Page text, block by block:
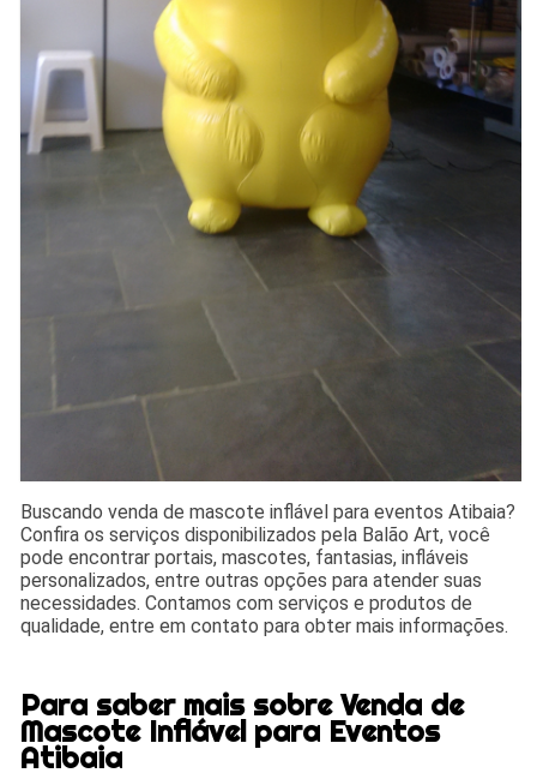
Buscando venda de mascote inflável para eventos Atibaia?
Confira os serviços disponibilizados pela Balão Art, você
pode encontrar portais, mascotes, fantasias, infláveis
personalizados, entre outras opções para atender suas
necessidades. Contamos com serviços e produtos de
qualidade, entre em contato para obter mais informações.
Para saber mais sobre Venda de
Mascote Inflável para Eventos
Atibaia